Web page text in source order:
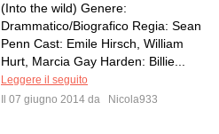
(Into the wild) Genere:
Drammatico/Biografico Regia: Sean
Penn Cast: Emile Hirsch, William
Hurt, Marcia Gay Harden: Billie...
Leggere il seguito
Il 07 giugno 2014 da
Nicola933